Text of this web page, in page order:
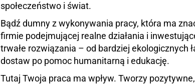
społeczeństwo i świat.
Bądź dumny z wykonywania pracy, która ma
firmie podejmującej realne działania i
trwałe rozwiązania – od bardziej ekologicznych
dostaw po pomoc humanitarną i edukację.
Tutaj Twoja praca ma wpływ. Tworzy pozytywne,